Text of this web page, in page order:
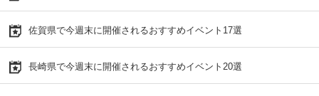
佐賀県で今週末に開催されるおすすめイベント17選
長崎県で今週末に開催されるおすすめイベント20選